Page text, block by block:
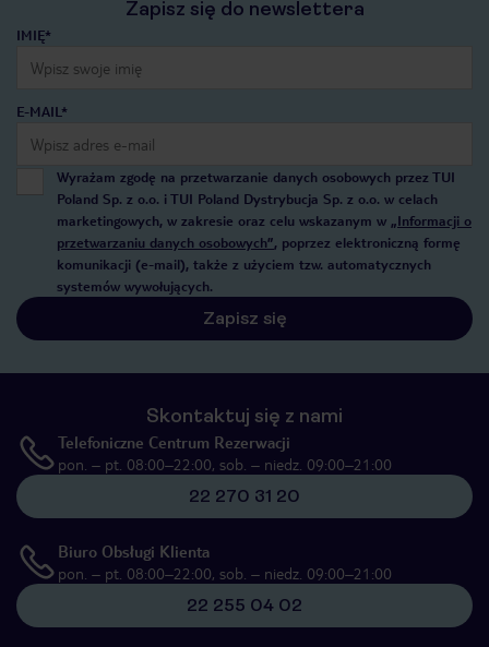
Zapisz się do newslettera
IMIĘ*
E-MAIL*
Wyrażam zgodę na przetwarzanie danych osobowych przez TUI
Poland Sp. z o.o. i TUI Poland Dystrybucja Sp. z o.o. w celach
marketingowych, w zakresie oraz celu wskazanym w „Informacji o
przetwarzaniu danych osobowych”, poprzez elektroniczną formę
komunikacji (e-mail), także z użyciem tzw. automatycznych
systemów wywołujących.
Zapisz się
Skontaktuj się z nami
Telefoniczne Centrum Rezerwacji
pon. – pt. 08:00–22:00, sob. – niedz. 09:00–21:00
22 270 31 20
Biuro Obsługi Klienta
pon. – pt. 08:00–22:00, sob. – niedz. 09:00–21:00
22 255 04 02